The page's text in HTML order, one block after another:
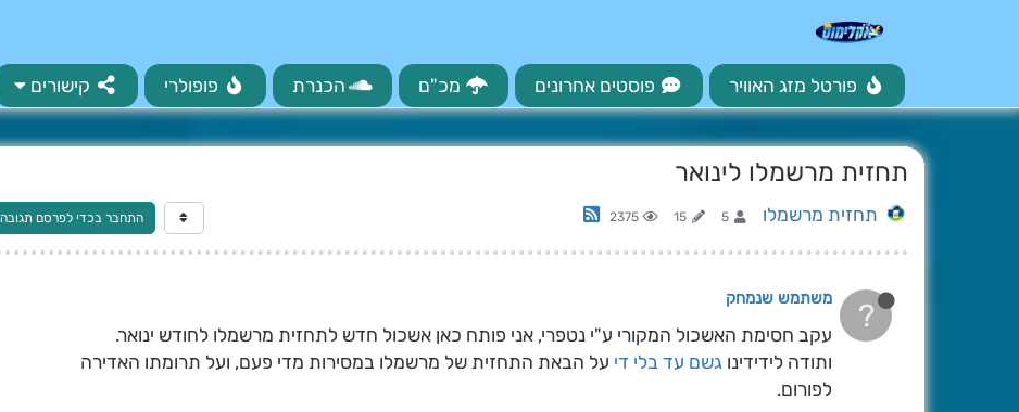
פורטל מזג האוויר פוסטים אחרונים מכ"ם הכנרת פופולרי קישורים
תחזית מרשמלו לינואר
תחזית מרשמלו 5
15
2375 התחבר בכדי לפרסם תגובה
? משתמש שנמחק
עקב חסימת האשכול המקורי ע"י נטפרי, אני פותח כאן אשכול חדש לתחזית מרשמלו לחודש ינואר.
ותודה לידידינו גשם עד בלי די על הבאת התחזית של מרשמלו במסירות מדי פעם, ועל תרומתו האדירה
לפורום.